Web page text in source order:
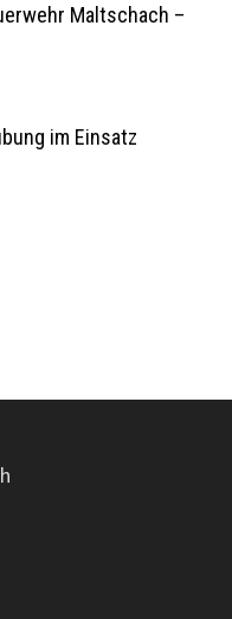
Maltschach –
im Einsatz